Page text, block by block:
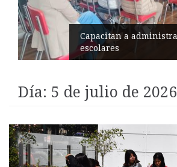
de bares
Día: 5 de julio de 2026